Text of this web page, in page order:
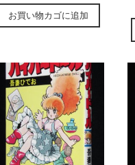
お買い物カゴに追加